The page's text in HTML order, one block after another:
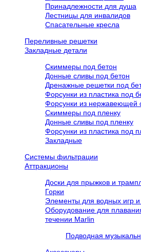
Принадлежности для душа
Лестницы для инвалидов
Спасательные кресла
Переливные решетки
Закладные детали
Скиммеры под бетон
Донные сливы под бетон
Дренажные решетки под
Форсунки из пластика под
Форсунки из нержавеющей
Скиммеры под пленку
Донные сливы под пленку
Форсунки из пластика под
Закладные
Системы фильтрации
Аттракционы
Доски для прыжков и
Горки
Элементы для водных игр
Оборудование для
течении Marlin
Подводная